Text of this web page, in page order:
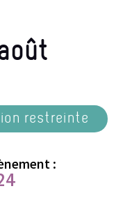
restreinte
: